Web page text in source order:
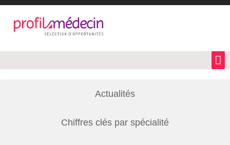
Actualités
Chiffres clés par spécialité